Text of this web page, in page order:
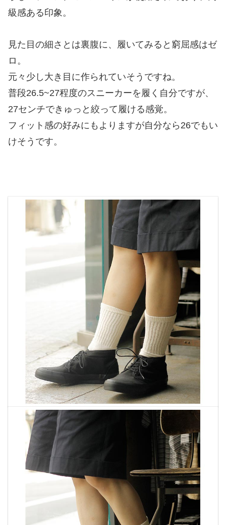
級感ある印象。
見た目の細さとは裏腹に、履いてみると窮屈感はゼ
ロ。
元々少し大き目に作られていそうですね。
普段26.5~27程度のスニーカーを履く自分ですが、
27センチできゅっと絞って履ける感覚。
フィット感の好みにもよりますが自分なら26でもい
けそうです。